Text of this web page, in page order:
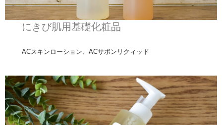
にきび肌用基礎化粧品
ACスキンローション、ACサボンリクィッド